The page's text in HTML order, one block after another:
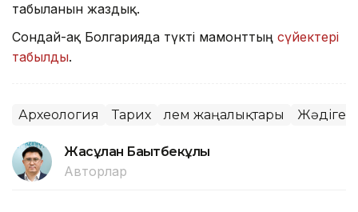
табылғанын жаздық.
Сондай-ақ Болгарияда түкті мамонттың сүйектері
табылды.
Археология Тарих Әлем жаңалықтары Жәдігер
Жасұлан Бақытбекұлы
Авторлар